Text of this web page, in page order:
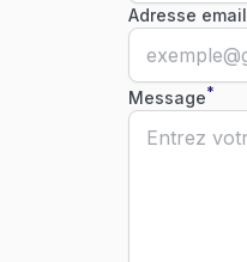
Adresse email
Message*